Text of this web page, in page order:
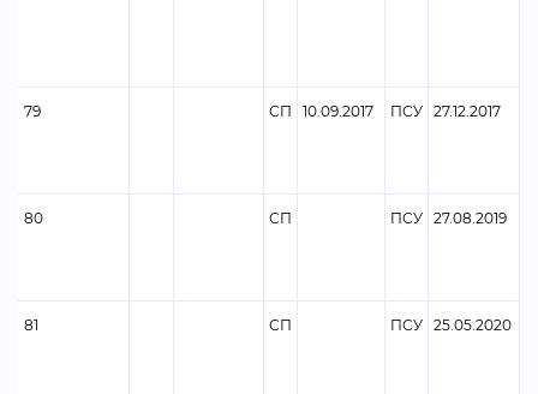
79 СП 10.09.2017 ПСУ 27.12.2017
80 СП ПСУ 27.08.2019
81 СП ПСУ 25.05.2020